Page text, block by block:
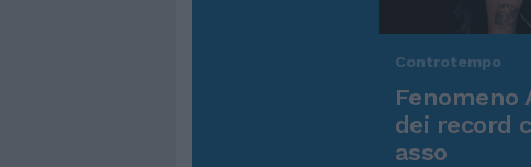
Controtempo
Fenomeno
dei record
asso